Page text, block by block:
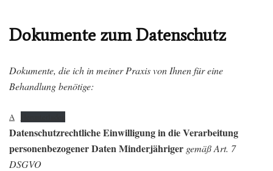
Dokumente zum Datenschutz
Dokumente, die ich in meiner Praxis von Ihnen für eine
Behandlung benötige:
A
Datenschutzrechtliche Einwilligung in die Verarbeitung
personenbezogener Daten Minderjähriger gemäß Art. 7
DSGVO